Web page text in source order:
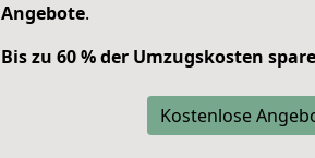
Angebote.
Bis zu 60 % der Umzugskosten
Kostenlose